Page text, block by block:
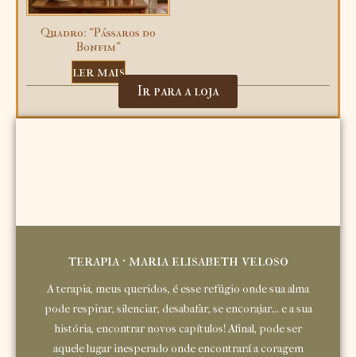
Quadro: “Pássaros do
Bonfim”
ler mais
Ir para a loja
terapia · maria elisabeth veloso
A terapia, meus queridos, é esse refúgio onde sua alma
pode respirar, silenciar, desabafar, se encorajar... e a sua
história, encontrar novos capítulos! Afinal, pode ser
aquele lugar inesperado onde encontrará a coragem